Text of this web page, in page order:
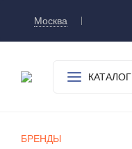
Москва
КАТАЛОГ
БРЕНДЫ